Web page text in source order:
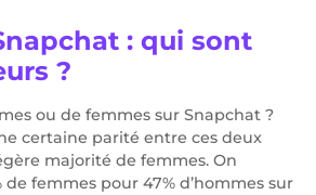
: qui sont
?
ou de femmes sur Snapchat ?
certaine parité entre ces deux
majorité de femmes. On
femmes pour 47% d’hommes sur